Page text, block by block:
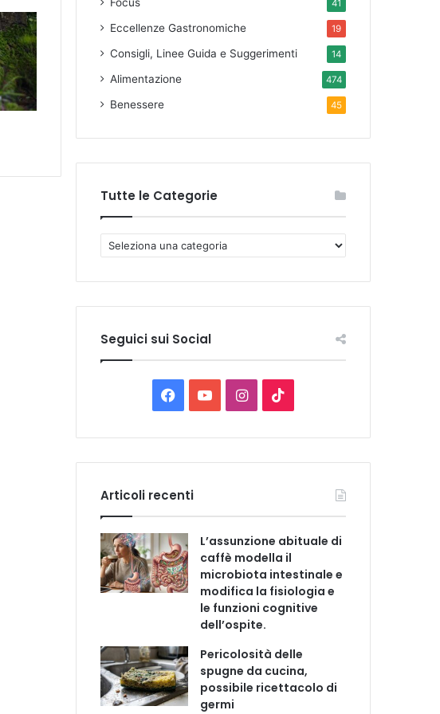
41
Eccellenze Gastronomiche 19
Consigli, Linee Guida e Suggerimenti 14
Alimentazione 474
Benessere 45
Tutte le Categorie
u
e
e
C
o
e
Seguici sui Social
c
e
b
o
o
u
u
b
e
I
s
a
g
r
a
m
k
o
k
Articoli recenti
L’assunzione abituale di
caffè modella il
microbiota intestinale e
modifica la fisiologia e
le funzioni cognitive
dell’ospite.
Pericolosità delle
spugne da cucina,
possibile ricettacolo di
germi